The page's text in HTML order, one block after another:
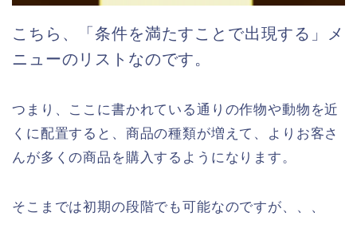
こちら、「条件を満たすことで出現する」メ
ニューのリストなのです。
つまり、ここに書かれている通りの作物や動物を近
くに配置すると、商品の種類が増えて、よりお客さ
んが多くの商品を購入するようになります。
そこまでは初期の段階でも可能なのですが、、、